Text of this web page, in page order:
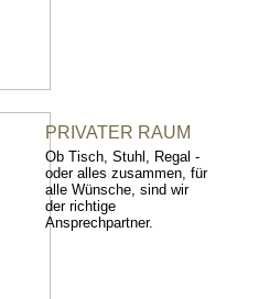
PRIVATER RAUM
Ob Tisch, Stuhl, Regal -
oder alles zusammen, für
alle Wünsche, sind wir
der richtige
Ansprechpartner.